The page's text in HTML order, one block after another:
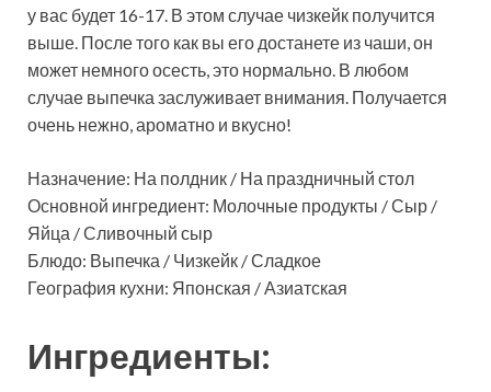
у вас будет 16-17. В этом случае чизкейк получится
выше. После того как вы его достанете из чаши, он
может немного осесть, это нормально. В любом
случае выпечка заслуживает внимания. Получается
очень нежно, ароматно и вкусно!
Назначение: На полдник / На праздничный стол
Основной ингредиент: Молочные продукты / Сыр /
Яйца / Сливочный сыр
Блюдо: Выпечка / Чизкейк / Сладкое
География кухни: Японская / Азиатская
Ингредиенты: